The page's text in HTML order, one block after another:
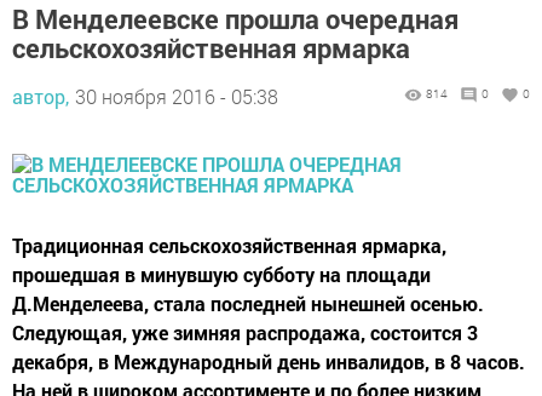
В Менделеевске прошла очередная
сельскохозяйственная ярмарка
автор, 30 ноября 2016 - 05:38 814 0 0
Традиционная сельскохозяйственная ярмарка,
прошедшая в минувшую субботу на площади
Д.Менделеева, стала последней нынешней осенью.
Следующая, уже зимняя распродажа, состоится 3
декабря, в Международный день инвалидов, в 8 часов.